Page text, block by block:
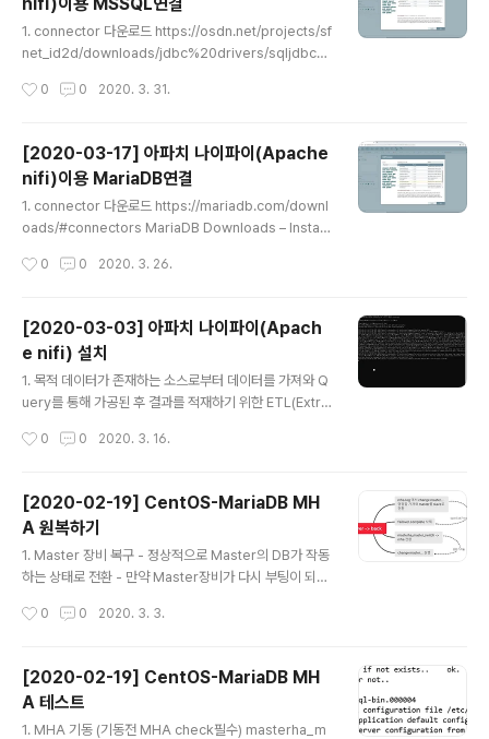
LOG] - [2020-03-17] 아파치 나이 파이(Apache nif
i) 이용 MariaDB연결 불러오는 중입니다... SQL select
Query에 가져올 쿼리를 지정한다. 3. PutDatabaseRe
1. connector 다운로드 https://osdn.net/projects/sf
net_id2d/downloads/jdbc%20drivers/sqljdbc4.j
id2d - OSDN Free download page for Project id
ming method to transfer data within Oracle, IBM
DB2, Sybase, Microsoft SQL Server and MySQL
databases. It wrote by... osdn.net 2. apache nifi
에서 사용할 Processor 생성 3. Pro..
0 0 2020. 3. 31.
[2020-03-17] 아파치 나이파이(Apache
nifi)이용 MariaDB연결
1. connector 다운로드 https://mariadb.com/downl
oads/#connectors MariaDB Downloads – Install
nstall MariaDB Community Server, ColumnStore,
ng systems. 100% secure. mariadb.com 2. apac
he nifi에서 사용할 Processor 생성 3. Processor의
configure에서 관련 설정 (1) Database Connection
Pooling Service : DBCPConnectionPool 4. DBCP
C..
0 0 2020. 3. 26.
[2020-03-03] 아파치 나이파이(Apach
e nifi) 설치
1. 목적 데이터가 존재하는 소스로부터 데이터를 가져와 Q
uery를 통해 가공된 후 결과를 적재하기 위한 ETL(Extra
(1) 윈도에서 아파치 nifi를 설치하기 위해 JAVA설치가 우
h=/nifi/1.11.3/nifi-1.11.3-bin.zip)에서 zip파일을 내려
받음 (3) 압축을 풀고 압축 풀어놓은 폴더로 이동해 run-ni
fi.bat을 실행 (4) 방화벽 허용함 (5) 브라우저열고 http://l
ocalhost:8080으로 접근
0 0 2020. 3. 16.
[2020-02-19] CentOS-MariaDB MH
A 원복하기
1. Master 장비 복구 - 정상적으로 Master의 DB가 작동
하는 상태로 전환 - 만약 Master장비가 다시 부팅이 되는
ve에서 가상IP가 이미 up된 상태이므로 Master도 up이
onboot를 no로 설정 2. Slave DB 상태 확인 show ma
ster status\G; show slave status\G; -> Empty se
t이면 현재 slave가 master로 승격되었음을 뜻함 3. Sla
0 0 2020. 3. 3.
[2020-02-19] CentOS-MariaDB MH
A 테스트
1. MHA 기동 (기동전 MHA check필수) masterha_m